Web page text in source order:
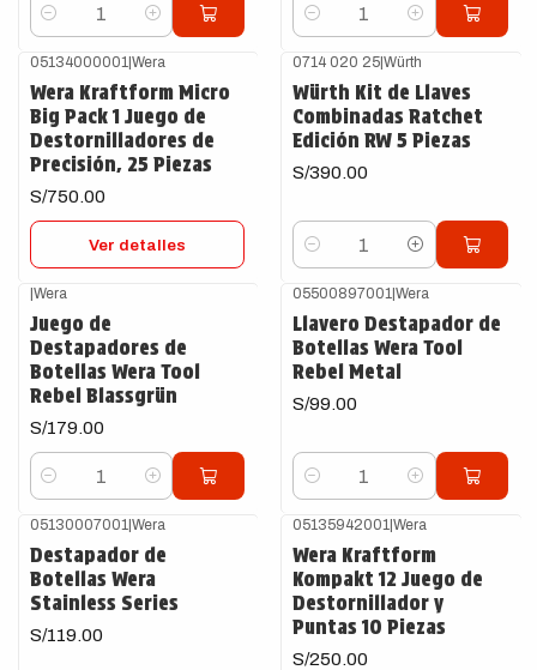
Cantidad Cantidad
05134000001 |Wera
Wera Kraftform Micro
Big Pack 1 Juego de
Destornilladores de
Precisión, 25 Piezas
S/750.00
Ver detalles
0714 020 25|Würth
Würth Kit de Llaves
Combinadas Ratchet
Edición RW 5 Piezas
S/390.00
Cantidad
|Wera
Juego de
Destapadores de
Botellas Wera Tool
Rebel Blassgrün
S/179.00
Cantidad
05500897001 |Wera
Llavero Destapador de
Botellas Wera Tool
Rebel Metal
S/99.00
Cantidad
05130007001 |Wera
Destapador de
Botellas Wera
Stainless Series
S/119.00
05135942001 |Wera
Wera Kraftform
Kompakt 12 Juego de
Destornillador y
Puntas 10 Piezas
S/250.00